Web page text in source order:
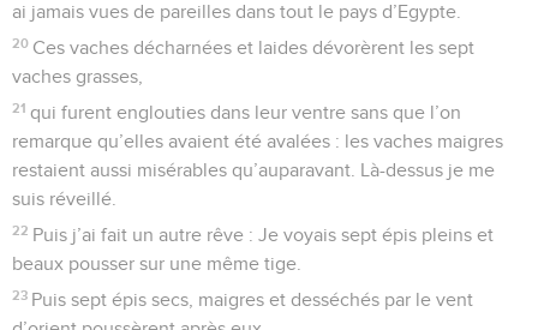
ai jamais vues de pareilles dans tout le pays d’Egypte.
20 Ces vaches décharnées et laides dévorèrent les sept
vaches grasses,
21 qui furent englouties dans leur ventre sans que l’on
remarque qu’elles avaient été avalées : les vaches maigres
restaient aussi misérables qu’auparavant. Là-dessus je me
suis réveillé.
22 Puis j’ai fait un autre rêve : Je voyais sept épis pleins et
beaux pousser sur une même tige.
23 Puis sept épis secs, maigres et desséchés par le vent